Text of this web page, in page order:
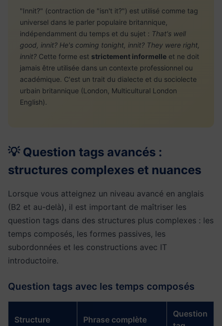
"Innit?" (contraction de "isn't it?") est utilisé comme tag
universel dans le parler populaire britannique,
indépendamment du temps et du sujet : That's well
good, innit? He's coming tonight, innit? They were right,
innit? Cette forme est strictement informelle et ne doit
jamais être utilisée dans un contexte professionnel ou
académique. C'est un trait du dialecte et du sociolecte
urbain britannique (London, Multicultural London
English).
💡 Question tags avancés :
structures complexes et nuances
Lorsque vous atteignez un niveau avancé en anglais
(B2 et au-delà), il est important de maîtriser les
question tags dans des structures plus complexes : les
temps composés, les formes passives, les
subordonnées et les constructions avec IT
introductoire.
Question tags avec les temps composés
Structure Phrase complète
Question